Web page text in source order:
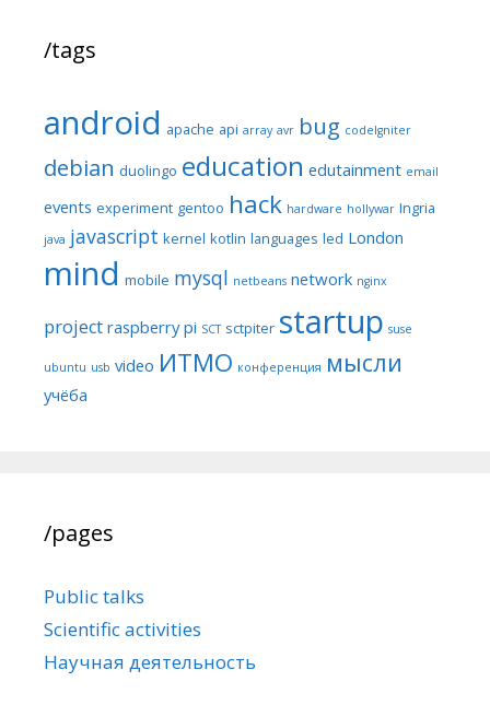
/tags
android apache api array avr bug codeIgniter
debian duolingo education edutainment email
events experiment gentoo hack hardware hollywar Ingria
java javascript kernel kotlin languages led London
mind mobile mysql netbeans network nginx
project raspberry pi SCT sctpiter startup suse
ubuntu usb video ИТМО конференция мысли
учёба
/pages
Public talks
Scientific activities
Научная деятельность